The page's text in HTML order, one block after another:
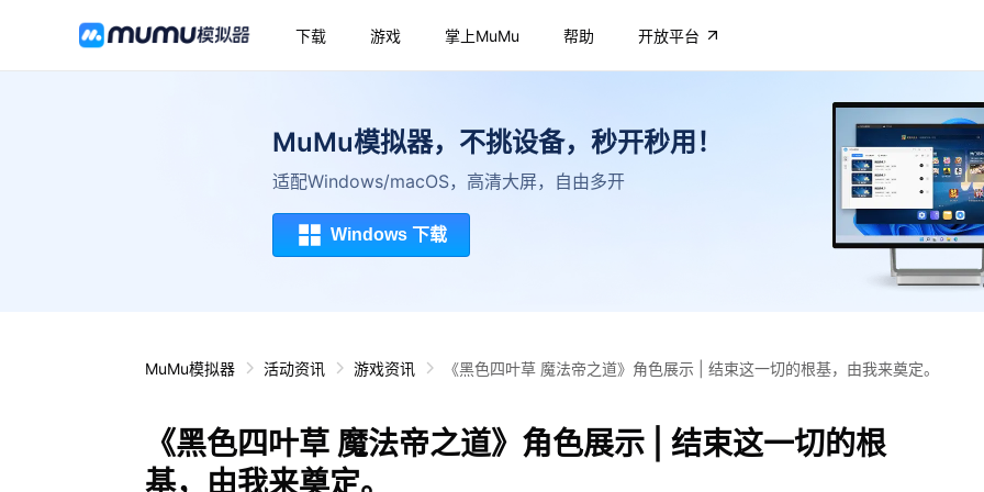
下载 游戏 掌上MuMu 帮助 开放平台
MuMu模拟器，不挑设备，秒开秒用！
适配Windows/macOS，高清大屏，自由多开
Windows 下载
MuMu模拟器 活动资讯 游戏资讯 《黑色四叶草 魔法帝之道》角色展示 | 结束这一切的根基，由我来奠定。
《黑色四叶草 魔法帝之道》角色展示 | 结束这一切的根
基，由我来奠定。